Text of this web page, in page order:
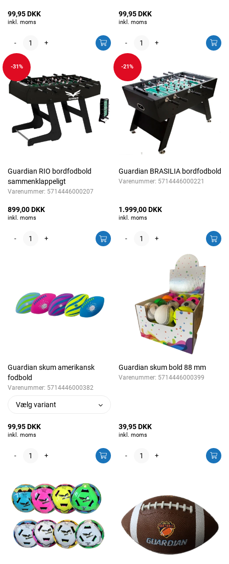
99,95 DKK
inkl. moms
- +
99,95 DKK
inkl. moms
- +
-31%
Guardian RIO bordfodbold
sammenklappeligt
Varenummer: 5714446000207
899,00 DKK
inkl. moms
- +
-21%
Guardian BRASILIA bordfodbold
Varenummer: 5714446000221
1.999,00 DKK
inkl. moms
- +
Guardian skum amerikansk
fodbold
Varenummer: 5714446000382
Vælg variant
99,95 DKK
inkl. moms
- +
Guardian skum bold 88 mm
Varenummer: 5714446000399
39,95 DKK
inkl. moms
- +